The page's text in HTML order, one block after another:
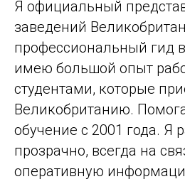
Я официальный
заведений
профессиональный гид
имею большой опыт
студентами, которые
Великобританию.
обучение с 2001 года. Я
прозрачно, всегда на
оперативную